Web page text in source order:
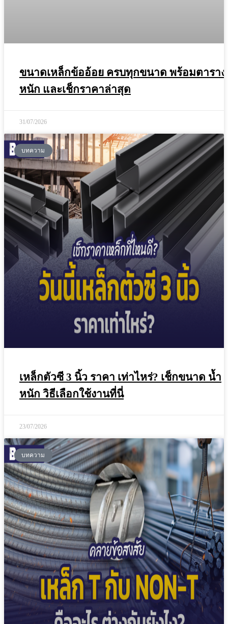
ขนาดเหล็กข้ออ้อย ครบทุกขนาด พร้อมตารา
หนัก และเช็กราคาล่าสุด
31/07/2026
บทความ
เหล็กตัวซี 3 นิ้ว ราคา เท่าไหร่? เช็กขนาด น้ำ
หนัก วิธีเลือกใช้งานที่นี่
23/07/2026
บทความ